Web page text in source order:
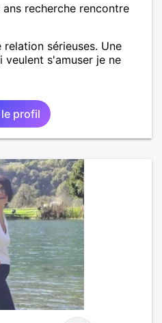
recherche rencontre
sérieuses. Une
veulent s'amuser je ne
profil